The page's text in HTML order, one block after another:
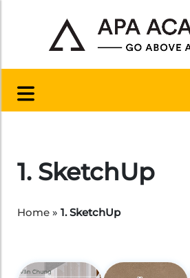
1. SketchUp
Home » 1. SketchUp